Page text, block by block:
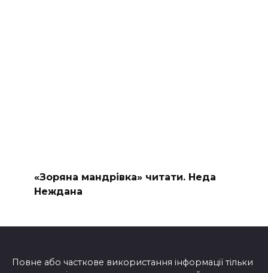
«Зоряна мандрівка» читати. Неда
Неждана
Повне або часткове використання інформації тільки